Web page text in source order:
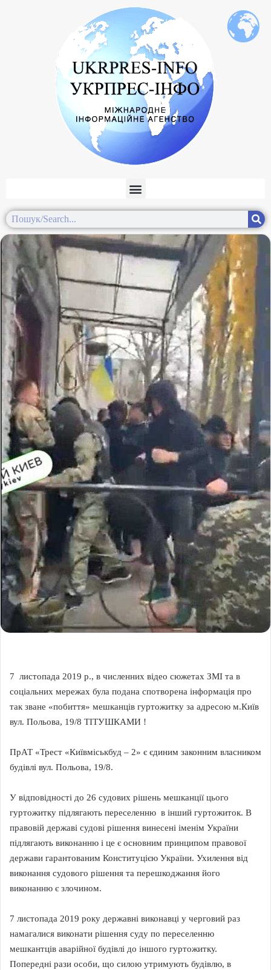
7 листопада 2019 р., в численних відео сюжетах ЗМІ та в
соціальних мережах була подана спотворена інформація про
так зване «побиття» мешканців гуртожитку за адресою м.Київ
вул. Польова, 19/8 ТІТУШКАМИ !
ПрАТ «Трест «Київміськбуд – 2» є єдиним законним власником
будівлі вул. Польова, 19/8.
У відповідності до 26 судових рішень мешканції цього
гуртожитку підлягають переселенню в інший гуртожиток. В
правовій державі судові рішення винесені іменім України
підлягають виконанню і це є основним принципом правової
держави гарантованим Конституцією України. Ухилення від
виконання судового рішення та перешкоджання його
виконанню є злочином.
7 листопада 2019 року державні виконавці у черговий раз
намагалися виконати рішення суду по переселенню
мешкантців аварійної будівлі до іншого гуртожитку.
Попередні рази особи, що силою утримують будівлю, в